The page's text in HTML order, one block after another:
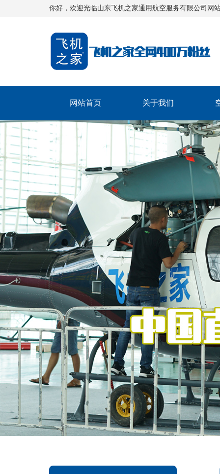
你好，欢迎光临山东飞机之家通用航空服务有限公司网
网站首页 关于我们